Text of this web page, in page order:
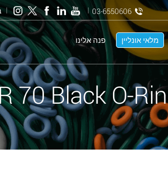
מלאי אונליין פנה אלינו
03-6550606